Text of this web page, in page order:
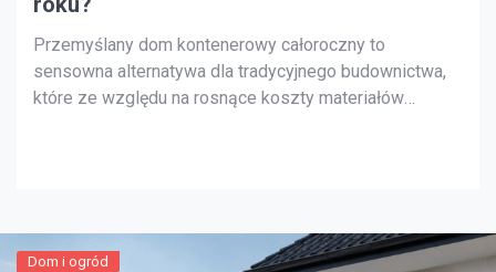
Przemyślany dom kontenerowy całoroczny to
sensowna alternatywa dla tradycyjnego budownictwa,
które ze względu na rosnące koszty materiałów
spotkać na placach budowy, to dzięki nieograniczonym
możliwościom aranżacyjnym i nowoczesnym
Dom i ogród